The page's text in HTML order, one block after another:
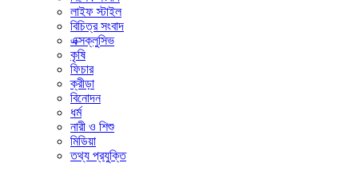
লাইফ স্টাইল
বিচিত্র সংবাদ
এক্সক্লুসিভ
কৃষি
ফিচার
ক্রীড়া
বিনোদন
ধর্ম
নারী ও শিশু
মিডিয়া
তথ্য প্রযুক্তি